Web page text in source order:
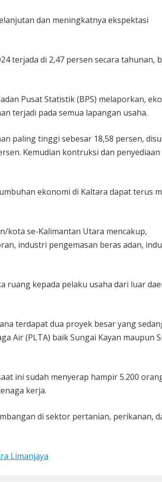
dan meningkatnya ekspektasi
terjada di 2,47 persen secara tahunan,
Pusat Statistik (BPS) melaporkan,
terjadi pada semua lapangan usaha.
paling tinggi sebesar 18,58 persen,
Kemudian kontruksi dan penyediaan
ekonomi di Kaltara dapat terus
kota se-Kalimantan Utara mencakup,
industri pengemasan beras adan,
ruang kepada pelaku usaha dari luar
terdapat dua proyek besar yang
Air (PLTA) baik Sungai Kayan maupun
ini sudah menyerap hampir 5.200
kerja.
di sektor pertanian, perikanan,
Limanjaya